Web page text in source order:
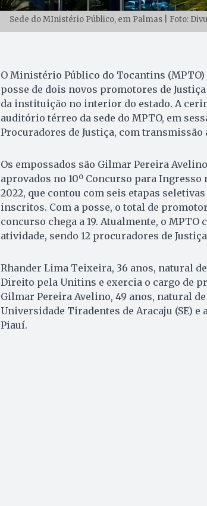
Sede do MInistério Público, em Palmas | Foto:
O Ministério Público do Tocantins
posse de dois novos promotores de
da instituição no interior do estado. A
auditório térreo da sede do MPTO, em
Procuradores de Justiça, com transmissão
Os empossados são Gilmar Pereira
aprovados no 10º Concurso para
2022, que contou com seis etapas
inscritos. Com a posse, o total de
concurso chega a 19. Atualmente, o MPTO
atividade, sendo 12 procuradores de
Rhander Lima Teixeira, 36 anos, natural
Direito pela Unitins e exercia o cargo de
Gilmar Pereira Avelino, 49 anos, natural
Universidade Tiradentes de Aracaju (SE)
Piauí.